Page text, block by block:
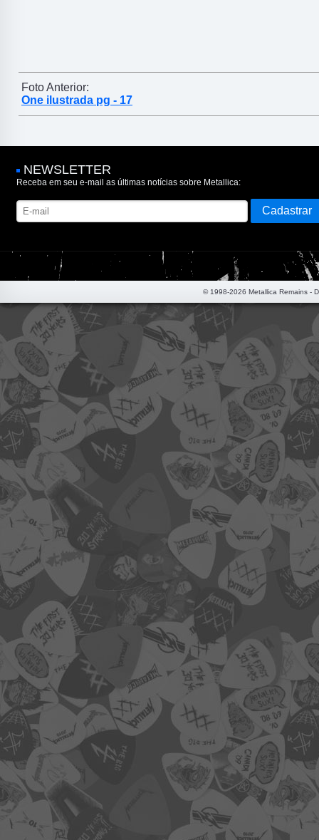
Foto Anterior:
One ilustrada pg - 17
NEWSLETTER
Receba em seu e-mail as últimas notícias sobre Metallica:
© 1998-2026 Metallica Remains -